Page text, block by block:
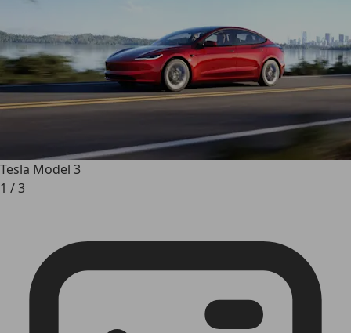
Tesla Model 3
1 /3